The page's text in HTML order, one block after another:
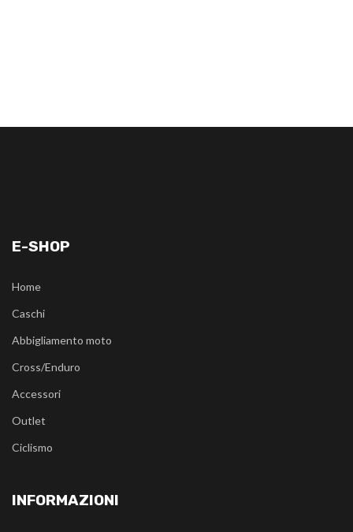
E-SHOP
Home
Caschi
Abbigliamento moto
Cross/Enduro
Accessori
Outlet
Ciclismo
INFORMAZIONI